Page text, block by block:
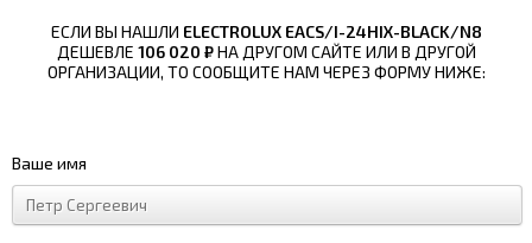
ЕСЛИ ВЫ НАШЛИ ELECTROLUX EACS/I-24HIX-BLACK/N8
ДЕШЕВЛЕ 106 020 ₽НА ДРУГОМ САЙТЕ ИЛИ В ДРУГОЙ
ОРГАНИЗАЦИИ, ТО СООБЩИТЕ НАМ ЧЕРЕЗ ФОРМУ НИЖЕ:
Ваше имя